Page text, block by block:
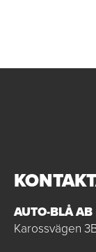
AUTO-BLÅ AB
Karossvägen